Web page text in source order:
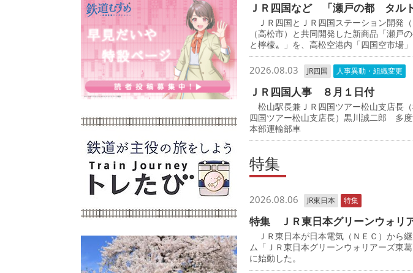
ＪＲ四国など 「瀬戸の都 タル
ＪＲ四国とＪＲ四国ステーション開発
（高松市）と共同開発した新商品「瀬
と檸檬〟」を、高松空港内「四国空市場」
2026.08.03 JR四国 人事異動・組織変更
ＪＲ四国人事 ８月１日付
松山駅長兼ＪＲ四国ツアー松山支店長
四国ツアー松山支店長）黒川誠二郎 多
本部運輸部車
特集
2026.08.06 JR東日本 特集
特集 ＪＲ東日本グリーンウォリ
ＪＲ東日本が日本電気（ＮＥＣ）から
ム「ＪＲ東日本グリーンウォリアーズ東
に始動した。